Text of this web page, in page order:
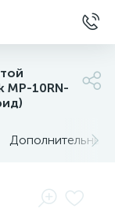
MP-10RN-
Дополнительные